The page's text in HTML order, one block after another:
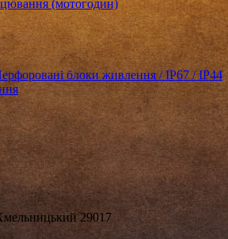
(мотогодин)
блоки живлення / IP67 / IP44
29017